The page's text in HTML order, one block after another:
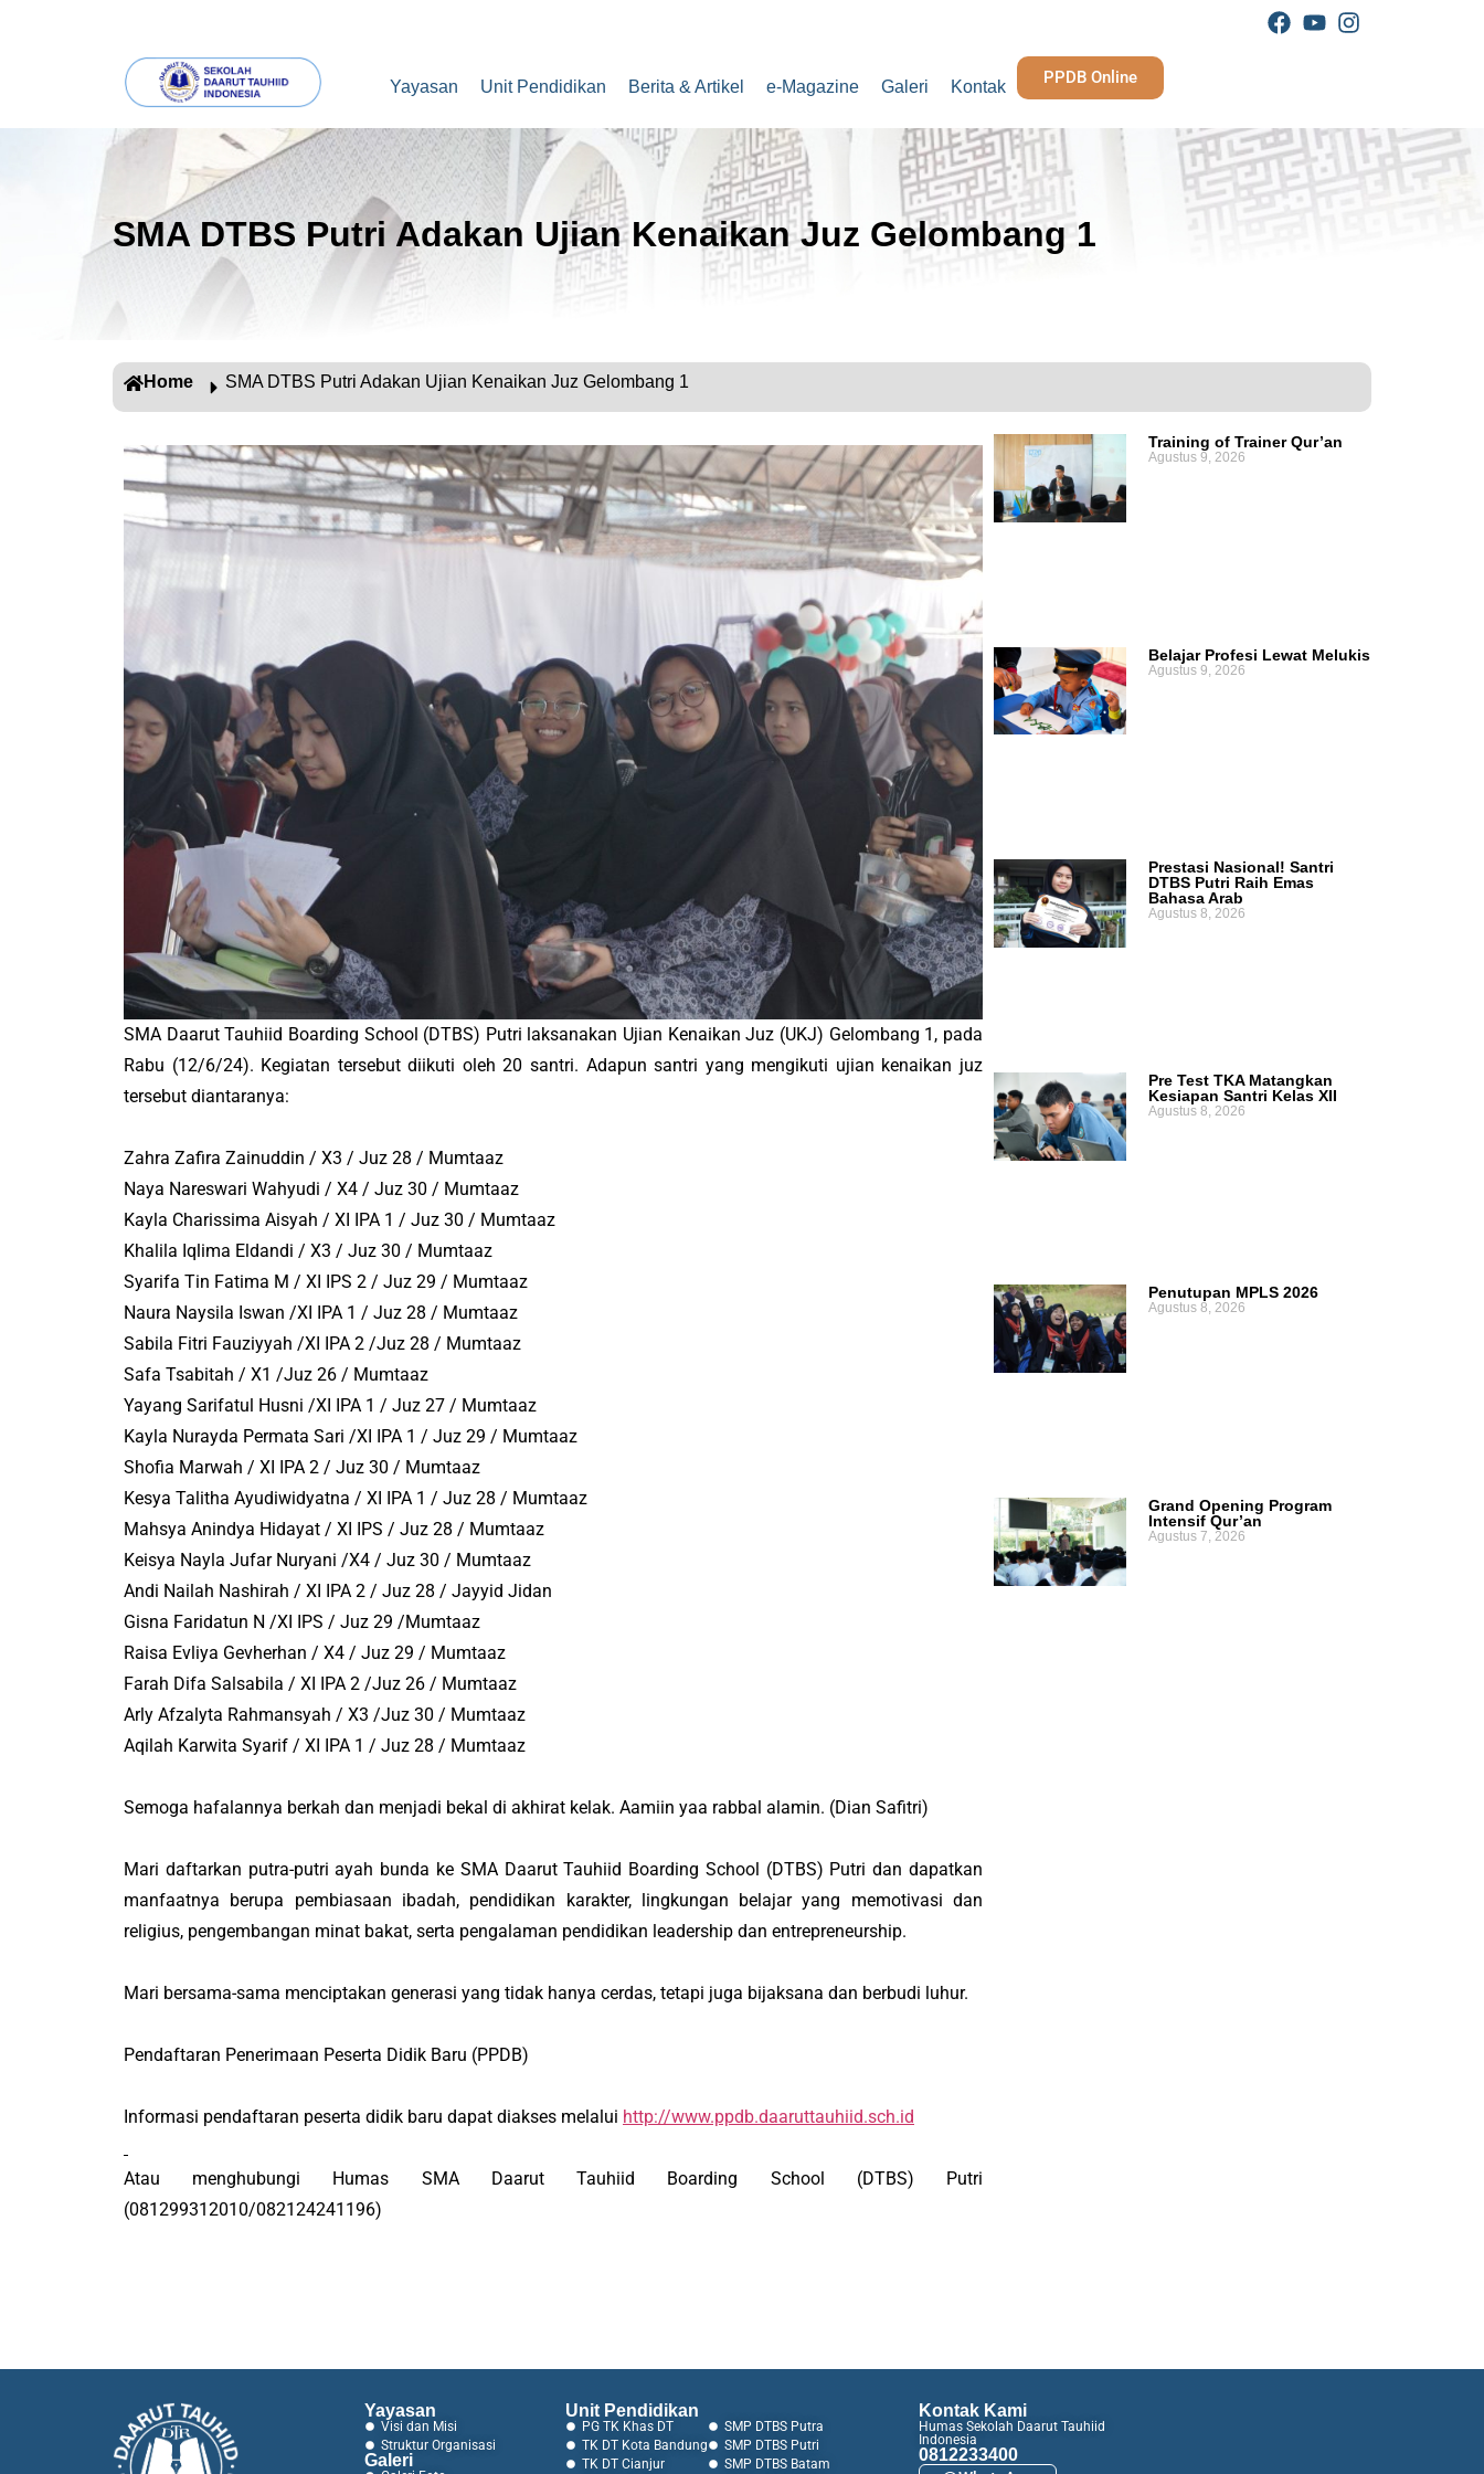
Yayasan Unit Pendidikan Berita & Artikel e-Magazine Galeri Kontak PPDB Online
SMA DTBS Putri Adakan Ujian Kenaikan Juz Gelombang 1
Home SMA DTBS Putri Adakan Ujian Kenaikan Juz Gelombang 1
SMA Daarut Tauhiid Boarding School (DTBS) Putri laksanakan Ujian Kenaikan Juz (UKJ) Gelombang 1, pada
Rabu (12/6/24). Kegiatan tersebut diikuti oleh 20 santri. Adapun santri yang mengikuti ujian kenaikan juz
tersebut diantaranya:
Zahra Zafira Zainuddin / X3 / Juz 28 / Mumtaaz
Naya Nareswari Wahyudi / X4 / Juz 30 / Mumtaaz
Kayla Charissima Aisyah / XI IPA 1 / Juz 30 / Mumtaaz
Khalila Iqlima Eldandi / X3 / Juz 30 / Mumtaaz
Syarifa Tin Fatima M / XI IPS 2 / Juz 29 / Mumtaaz
Naura Naysila Iswan /XI IPA 1 / Juz 28 / Mumtaaz
Sabila Fitri Fauziyyah /XI IPA 2 /Juz 28 / Mumtaaz
Safa Tsabitah / X1 /Juz 26 / Mumtaaz
Yayang Sarifatul Husni /XI IPA 1 / Juz 27 / Mumtaaz
Kayla Nurayda Permata Sari /XI IPA 1 / Juz 29 / Mumtaaz
Shofia Marwah / XI IPA 2 / Juz 30 / Mumtaaz
Kesya Talitha Ayudiwidyatna / XI IPA 1 / Juz 28 / Mumtaaz
Mahsya Anindya Hidayat / XI IPS / Juz 28 / Mumtaaz
Keisya Nayla Jufar Nuryani /X4 / Juz 30 / Mumtaaz
Andi Nailah Nashirah / XI IPA 2 / Juz 28 / Jayyid Jidan
Gisna Faridatun N /XI IPS / Juz 29 /Mumtaaz
Raisa Evliya Gevherhan / X4 / Juz 29 / Mumtaaz
Farah Difa Salsabila / XI IPA 2 /Juz 26 / Mumtaaz
Arly Afzalyta Rahmansyah / X3 /Juz 30 / Mumtaaz
Aqilah Karwita Syarif / XI IPA 1 / Juz 28 / Mumtaaz
Semoga hafalannya berkah dan menjadi bekal di akhirat kelak. Aamiin yaa rabbal alamin. (Dian Safitri)
Mari daftarkan putra-putri ayah bunda ke SMA Daarut Tauhiid Boarding School (DTBS) Putri dan dapatkan
manfaatnya berupa pembiasaan ibadah, pendidikan karakter, lingkungan belajar yang memotivasi dan
religius, pengembangan minat bakat, serta pengalaman pendidikan leadership dan entrepreneurship.
Mari bersama-sama menciptakan generasi yang tidak hanya cerdas, tetapi juga bijaksana dan berbudi luhur.
Pendaftaran Penerimaan Peserta Didik Baru (PPDB)
Informasi pendaftaran peserta didik baru dapat diakses melalui http://www.ppdb.daaruttauhiid.sch.id
Atau menghubungi Humas SMA Daarut Tauhiid Boarding School (DTBS) Putri
(081299312010/082124241196)
Training of Trainer Qur’an
Agustus 9, 2026
Belajar Profesi Lewat Melukis
Agustus 9, 2026
Prestasi Nasional! Santri
DTBS Putri Raih Emas
Bahasa Arab
Agustus 8, 2026
Pre Test TKA Matangkan
Kesiapan Santri Kelas XII
Agustus 8, 2026
Penutupan MPLS 2026
Agustus 8, 2026
Grand Opening Program
Intensif Qur’an
Agustus 7, 2026
Yayasan
Visi dan Misi
Struktur Organisasi
Galeri
Unit Pendidikan
PG TK Khas DT
TK DT Kota Bandung
TK DT Cianjur
SMP DTBS Putra
SMP DTBS Putri
SMP DTBS Batam
Kontak Kami
Humas Sekolah Daarut Tauhiid
Indonesia
0812233400